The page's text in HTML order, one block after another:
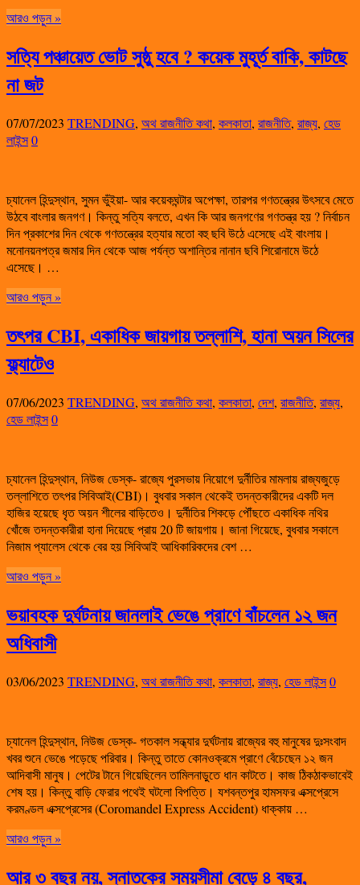
আরও পড়ুন »
সত্যি পঞ্চায়েত ভোট সুষ্ঠু হবে ? কয়েক মুহূর্ত বাকি, কাটছে
না জট
07/07/2023 TRENDING, অথ রাজনীতি কথা, কলকাতা, রাজনীতি, রাজ্য, হেড
লাইন্স0
চ্যানেল হিন্দুস্থান, সুমন ভুঁইয়া- আর কয়েকঘন্টার অপেক্ষা, তারপর গণতন্ত্রের উৎসবে মেতে
উঠবে বাংলার জনগণ। কিন্তু সত্যি বলতে, এখন কি আর জনগণের গণতন্ত্র হয় ? নির্বাচন
দিন প্রকাশের দিন থেকে গণতন্ত্রের হত্যার মতো বহু ছবি উঠে এসেছে এই বাংলায়।
মনোনয়নপত্র জমার দিন থেকে আজ পর্যন্ত অশান্তির নানান ছবি শিরোনামে উঠে
এসেছে। …
আরও পড়ুন »
তৎপর CBI, একাধিক জায়গায় তল্লাশি, হানা অয়ন সিলের
ফ্ল্যাটেও
07/06/2023 TRENDING, অথ রাজনীতি কথা, কলকাতা, দেশ, রাজনীতি, রাজ্য,
হেড লাইন্স0
চ্যানেল হিন্দুস্থান, নিউজ ডেস্ক- রাজ্যে পুরসভায় নিয়োগে দুর্নীতির মামলায় রাজ্যজুড়ে
তল্লাশিতে তৎপর সিবিআই(CBI)। বুধবার সকাল থেকেই তদন্তকারীদের একটি দল
হাজির হয়েছে ধৃত অয়ন শীলের বাড়িতেও। দুর্নীতির শিকড়ে পৌঁছতে একাধিক নথির
খোঁজে তদন্তকারীরা হানা দিয়েছে প্রায় 20 টি জায়গায়। জানা গিয়েছে, বুধবার সকালে
নিজাম প্যালেস থেকে বের হয় সিবিআই আধিকারিকদের বেশ …
আরও পড়ুন »
ভয়াবহক দুর্ঘটনায় জানলাই ভেঙে প্রাণে বাঁচলেন ১২ জন
অধিবাসী
03/06/2023 TRENDING, অথ রাজনীতি কথা, কলকাতা, রাজ্য, হেড লাইন্স0
চ্যানেল হিন্দুস্থান, নিউজ ডেস্ক- গতকাল সন্ধ্যার দুর্ঘটনায় রাজ্যের বহু মানুষের দুঃসংবাদ
খবর শুনে ভেঙে পড়েছে পরিবার। কিন্তু তাতে কোনওক্রমে প্রাণে বেঁচেছেন ১২ জন
আদিবাসী মানুষ। পেটের টানে গিয়েছিলেন তামিলনাড়ুতে ধান কাটতে। কাজ ঠিকঠাকভাবেই
শেষ হয়। কিন্তু বাড়ি ফেরার পথেই ঘটলো বিপত্তি। যশবন্তপুর হামসফর এক্সপ্রেসে
করমণ্ডল এক্সপ্রেসের (Coromandel Express Accident) ধাক্কায় …
আরও পড়ুন »
আর ৩ বছর নয়, স্নাতকের সময়সীমা বেড়ে ৪ বছর,